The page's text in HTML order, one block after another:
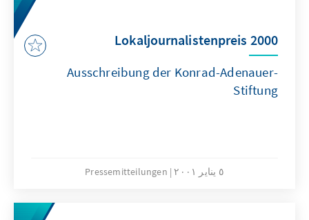
Lokaljournalistenpreis 2000
Ausschreibung der Konrad-Adenauer-
Stiftung
٥ يناير ٢٠٠١ Pressemitteilungen